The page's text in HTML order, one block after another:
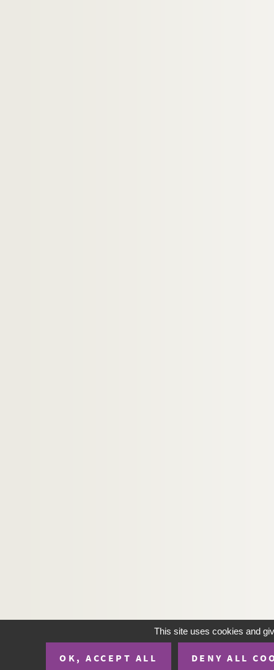
This site uses cookies and
OK, ACCEPT ALL DENY ALL